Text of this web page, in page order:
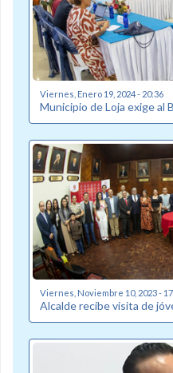
Viernes, Enero 19, 2024 - 20:36
Municipio de Loja exige al
Viernes, Noviembre 10, 2023 -
Alcalde recibe visita de